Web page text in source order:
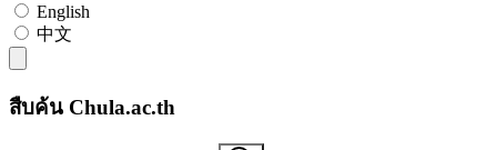
English
中文
สืบค้น Chula.ac.th